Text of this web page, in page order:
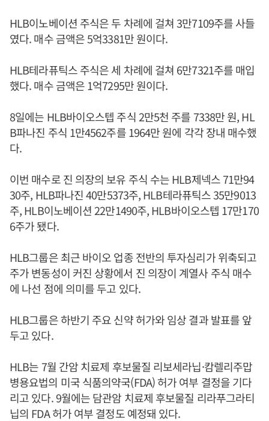
HLB이노베이션 주식은 두 차례에 걸쳐 3만7109주를 사들
였다. 매수 금액은 5억3381만 원이다.
HLB테라퓨틱스 주식은 세 차례에 걸쳐 6만7321주를 매입
했다. 매수 금액은 1억7295만 원이다.
8일에는 HLB바이오스텝 주식 2만5천 주를 7338만 원, HL
B파나진 주식 1만4562주를 1964만 원에 각각 장내 매수했
다.
이번 매수로 진 의장의 보유 주식 수는 HLB제넥스 71만94
30주, HLB파나진 40만5373주, HLB테라퓨틱스 35만9013
주, HLB이노베이션 22만1490주, HLB바이오스텝 17만170
6주가 됐다.
HLB그룹은 최근 바이오 업종 전반의 투자심리가 위축되고
주가 변동성이 커진 상황에서 진 의장이 계열사 주식 매수
에 나선 점에 의미를 두고 있다.
HLB그룹은 하반기 주요 신약 허가와 임상 결과 발표를 앞
두고 있다.
HLB는 7월 간암 치료제 후보물질 리보세라닙·캄렐리주맙
병용요법의 미국 식품의약국(FDA) 허가 여부 결정을 기다
리고 있다. 9월에는 담관암 치료제 후보물질 리라푸그라티
닙의 FDA 허가 여부 결정도 예정돼 있다.